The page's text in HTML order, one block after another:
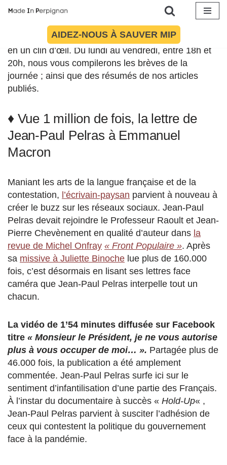
contenu
AIDEZ-NOUS À SAUVER MIP
Chaque soir, Made In Perpignan proposeson format
« Zapping »à ceux désireux de balayer l’actualité
en un clin d’œil. Du lundi au vendredi, entre 18h et
20h, nous vous compilerons les brèves de la
journée ; ainsi que des résumés de nos articles
publiés.
♦ Vue 1 million de fois, la lettre de
Jean-Paul Pelras à Emmanuel
Macron
Maniant les arts de la langue française et de la
contestation, l’écrivain-paysan parvient à nouveau à
créer le buzz sur les réseaux sociaux. Jean-Paul
Pelras devait rejoindre le Professeur Raoult et Jean-
Pierre Chevènement en qualité d’auteur dans la
revue de Michel Onfray « Front Populaire ». Après
sa missive à Juliette Binoche lue plus de 160.000
fois, c’est désormais en lisant ses lettres face
caméra que Jean-Paul Pelras interpelle tout un
chacun.
La vidéo de 1’54 minutes diffusée sur Facebook
titre « Monsieur le Président, je ne vous autorise
plus à vous occuper de moi… ». Partagée plus de
46.000 fois, la publication a été amplement
commentée. Jean-Paul Pelras surfe ici sur le
sentiment d’infantilisation d’une partie des Français.
À l’instar du documentaire à succès « Hold-Up« ,
Jean-Paul Pelras parvient à susciter l’adhésion de
ceux qui contestent la politique du gouvernement
face à la pandémie.